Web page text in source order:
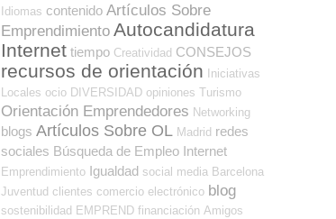
Idiomas contenido Artículos Sobre
Emprendimiento Autocandidatura
Internet tiempo Creatividad CONSEJOS
recursos de orientación
Iniciativas
Locales ocio DIVERSIDAD opiniones Turismo
Orientación Emprendedores Networking
blogs Artículos Sobre OL Madrid redes
sociales Búsqueda de Empleo Internet
Emprendimiento Igualdad social media Barcelona
Juventud clientes comercio electrónico blog
sostenibilidad EMPREND financiación Amigos